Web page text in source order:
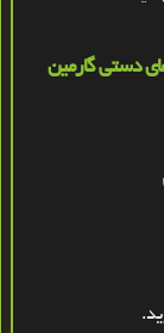
دستی گارمین
.